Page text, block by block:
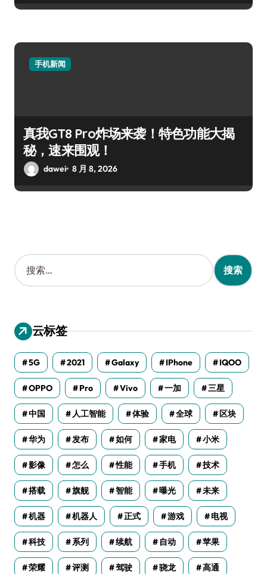
手机新闻
真我GT8 Pro炸场来袭！特色功能大揭
秘，速来围观！
dawei 8 月 8, 2026
搜
索
：
云标签
5G 2021 Galaxy IPhone IQOO
OPPO Pro Vivo 一加 三星
中国 人工智能 体验 全球 区块
华为 发布 如何 家电 小米
影像 怎么 性能 手机 技术
搭载 旗舰 智能 曝光 未来
机器 机器人 正式 游戏 电视
科技 系列 续航 自动 苹果
荣耀 评测 驾驶 骁龙 高通